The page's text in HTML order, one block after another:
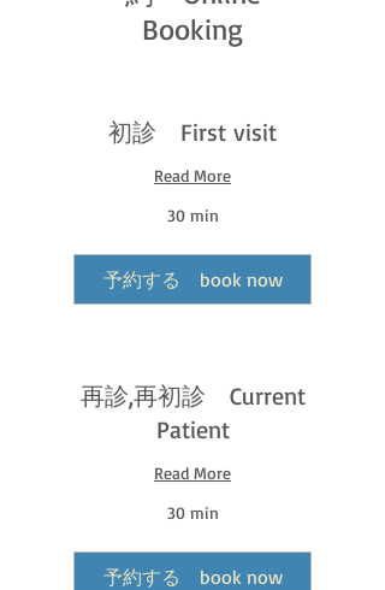
Booking
初診 First visit
Read More
30 min
予約する book now
再診,再初診 Current
Patient
Read More
30 min
予約する book now